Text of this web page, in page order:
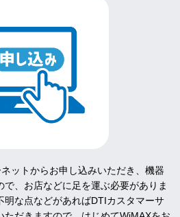
ットからお申し込みいただき、機器
、お店などに足を運ぶ必要がありま
明な点などがあればDTIカスタマーサ